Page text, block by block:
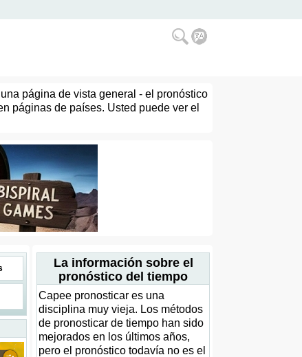
página de vista general - el pronóstico
páginas de países. Usted puede ver el
La información sobre el
pronóstico del tiempo
Capee pronosticar es una
disciplina muy vieja. Los métodos
de pronosticar de tiempo han sido
mejorados en los últimos años,
pero el pronóstico todavía no es el